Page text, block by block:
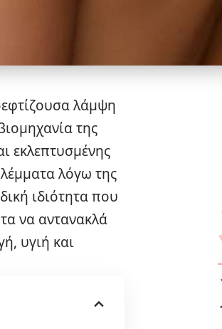
λάμψη
της
εκλεπτυσμένης
λόγω της
ιδιότητα που
να αντανακλά
υγιή και